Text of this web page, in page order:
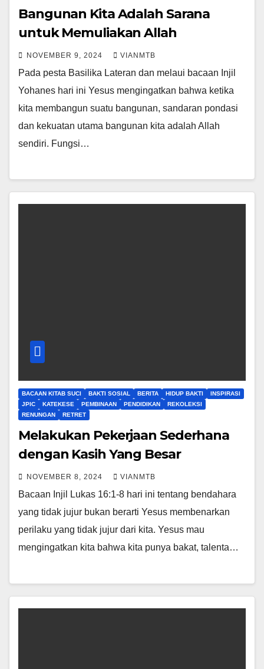
Bangunan Kita Adalah Sarana
untuk Memuliakan Allah
NOVEMBER 9, 2024 VIANMTB
Pada pesta Basilika Lateran dan melaui bacaan Injil
Yohanes hari ini Yesus mengingatkan bahwa ketika
kita membangun suatu bangunan, sandaran pondasi
dan kekuatan utama bangunan kita adalah Allah
sendiri. Fungsi…
BACAAN KITAB SUCI BAKTI SOSIAL BERITA HIDUP BAKTI
INSPIRASI
JPIC
KATEKESE PEMBINAAN PENDIDIKAN
REKOLEKSI
RENUNGAN
RETRET
Melakukan Pekerjaan Sederhana
dengan Kasih Yang Besar
NOVEMBER 8, 2024 VIANMTB
Bacaan Injil Lukas 16:1-8 hari ini tentang bendahara
yang tidak jujur bukan berarti Yesus membenarkan
perilaku yang tidak jujur dari kita. Yesus mau
mengingatkan kita bahwa kita punya bakat, talenta…